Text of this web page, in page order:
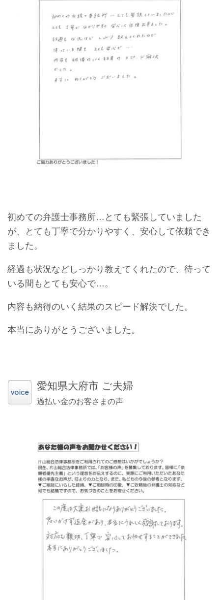
初めての弁護士事務所…とても緊張していました
が、とても丁寧で分かりやすく、安心して依頼でき
ました。
経過も状況などしっかり教えてくれたので、待って
いる間もとても安心で…。
内容も納得のいく結果のスピード解決でした。
本当にありがとうございました。
愛知県大府市 ご夫婦
過払い金のお客さまの声